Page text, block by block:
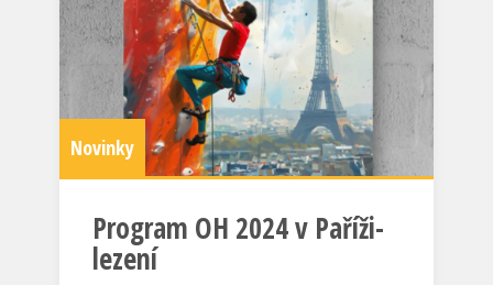
Novinky
Program OH 2024 v Paříži-
lezení